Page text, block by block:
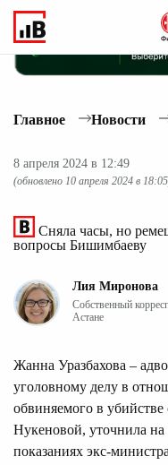
Главное Новости
8 апреля 2024 в 12:49
(обновлено 10 апреля 2024 в
Сняла часы, но
вопросы Бишимбаеву
Лия Миронова
Собственный
Астане
Жанна Уразбахова –
уголовному делу в
обвиняемого в
Нукеновой, уточнила на
показаниях экс-